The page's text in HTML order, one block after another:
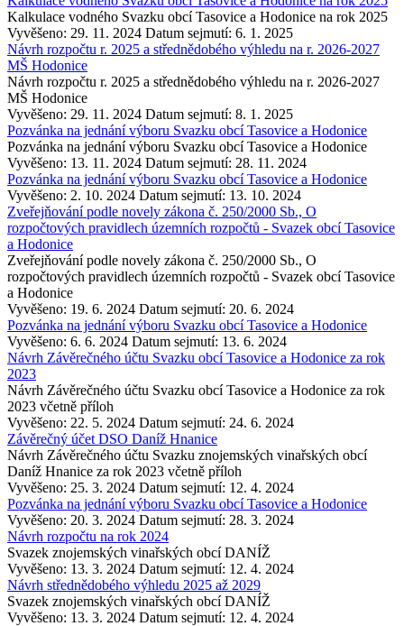
Kalkulace vodného Svazku obcí Tasovice a Hodonice na rok 2025
Vyvěšeno: 29. 11. 2024 Datum sejmutí: 6. 1. 2025
Návrh rozpočtu r. 2025 a střednědobého výhledu na r. 2026-2027
MŠ Hodonice
Návrh rozpočtu r. 2025 a střednědobého výhledu na r. 2026-2027
MŠ Hodonice
Vyvěšeno: 29. 11. 2024 Datum sejmutí: 8. 1. 2025
Pozvánka na jednání výboru Svazku obcí Tasovice a Hodonice
Pozvánka na jednání výboru Svazku obcí Tasovice a Hodonice
Vyvěšeno: 13. 11. 2024 Datum sejmutí: 28. 11. 2024
Pozvánka na jednání výboru Svazku obcí Tasovice a Hodonice
Vyvěšeno: 2. 10. 2024 Datum sejmutí: 13. 10. 2024
Zveřejňování podle novely zákona č. 250/2000 Sb., O
rozpočtových pravidlech územních rozpočtů - Svazek obcí Tasovice
a Hodonice
Zveřejňování podle novely zákona č. 250/2000 Sb., O
rozpočtových pravidlech územních rozpočtů - Svazek obcí Tasovice
a Hodonice
Vyvěšeno: 19. 6. 2024 Datum sejmutí: 20. 6. 2024
Pozvánka na jednání výboru Svazku obcí Tasovice a Hodonice
Vyvěšeno: 6. 6. 2024 Datum sejmutí: 13. 6. 2024
Návrh Závěrečného účtu Svazku obcí Tasovice a Hodonice za rok
2023
Návrh Závěrečného účtu Svazku obcí Tasovice a Hodonice za rok
2023 včetně příloh
Vyvěšeno: 22. 5. 2024 Datum sejmutí: 24. 6. 2024
Závěrečný účet DSO Daníž Hnanice
Návrh Závěrečného účtu Svazku znojemských vinařských obcí
Daníž Hnanice za rok 2023 včetně příloh
Vyvěšeno: 25. 3. 2024 Datum sejmutí: 12. 4. 2024
Pozvánka na jednání výboru Svazku obcí Tasovice a Hodonice
Vyvěšeno: 20. 3. 2024 Datum sejmutí: 28. 3. 2024
Návrh rozpočtu na rok 2024
Svazek znojemských vinařských obcí DANÍŽ
Vyvěšeno: 13. 3. 2024 Datum sejmutí: 12. 4. 2024
Návrh střednědobého výhledu 2025 až 2029
Svazek znojemských vinařských obcí DANÍŽ
Vyvěšeno: 13. 3. 2024 Datum sejmutí: 12. 4. 2024